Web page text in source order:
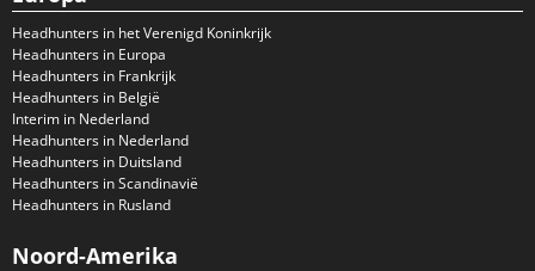
Headhunters in het Verenigd Koninkrijk
Headhunters in Europa
Headhunters in Frankrijk
Headhunters in België
Interim in Nederland
Headhunters in Nederland
Headhunters in Duitsland
Headhunters in Scandinavië
Headhunters in Rusland
Noord-Amerika